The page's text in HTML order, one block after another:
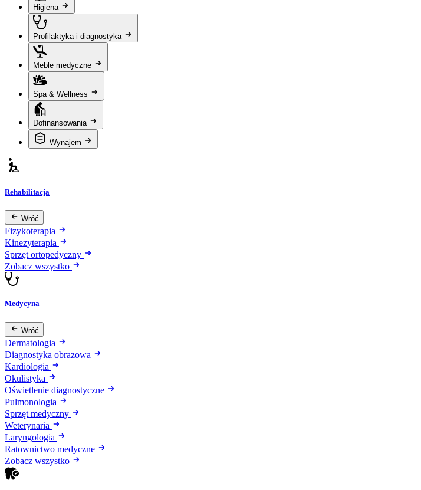
Higiena
Profilaktyka i diagnostyka
Meble medyczne
Spa & Wellness
Dofinansowania
Wynajem
Rehabilitacja
Wróć
Fizykoterapia
Kinezyterapia
Sprzęt ortopedyczny
Zobacz wszystko
Medycyna
Wróć
Dermatologia
Diagnostyka obrazowa
Kardiologia
Okulistyka
Oświetlenie diagnostyczne
Pulmonologia
Sprzęt medyczny
Weterynaria
Laryngologia
Ratownictwo medyczne
Zobacz wszystko